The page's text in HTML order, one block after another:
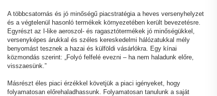
A többcsatornás és jó minőségű piacstratégia a heves versenyhelyzet
és a végtelenül hasonló termékek környezetében került bevezetésre.
Egyrészt az I-like aeroszol- és ragasztótermékek jó minőségükkel,
versenyképes árukkal és széles kereskedelmi hálózatukkal mély
benyomást tesznek a hazai és külföldi vásárlókra. Egy kínai
közmondás szerint: „Folyó felfelé evezni – ha nem haladunk előre,
visszaesünk.”
Másrészt éles piaci érzékkel követjük a piaci igényeket, hogy
folyamatosan előrehaladhassunk. Folyamatosan tanulunk a saját